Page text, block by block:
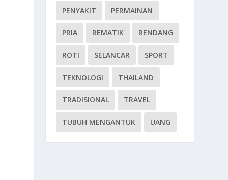
PENYAKIT PERMAINAN
PRIA REMATIK RENDANG
ROTI SELANCAR SPORT
TEKNOLOGI THAILAND
TRADISIONAL TRAVEL
TUBUH MENGANTUK UANG